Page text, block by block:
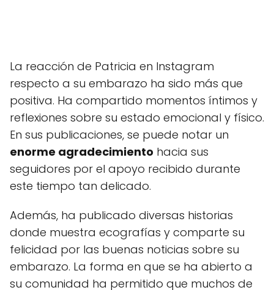
La reacción de Patricia en Instagram
respecto a su embarazo ha sido más que
positiva. Ha compartido momentos íntimos y
reflexiones sobre su estado emocional y físico.
En sus publicaciones, se puede notar un
enorme agradecimiento hacia sus
seguidores por el apoyo recibido durante
este tiempo tan delicado.
Además, ha publicado diversas historias
donde muestra ecografías y comparte su
felicidad por las buenas noticias sobre su
embarazo. La forma en que se ha abierto a
su comunidad ha permitido que muchos de